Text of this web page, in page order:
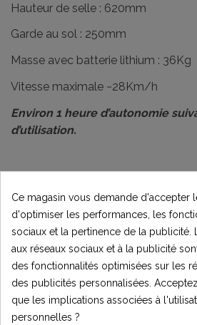
Hauteur de selle : 620mm
Garde au sol : 250mm
Masse avec batterie lithium : 36Kg
Vitesse maximale ~28Km/h
Environ 1 heure d’autonomie
d’utilisation.
Livrée avec manuel d’utilisateur en
chargeur secteur à coupure
Seule la roue avant et son garde
assembler, la moto est chargée
expédition.
Ce magasin vous demande d'accepter
d'optimiser les performances, les
sociaux et la pertinence de la publicité.
aux réseaux sociaux et à la publicité
des fonctionnalités optimisées sur les
des publicités personnalisées.
que les implications associées à
personnelles ?